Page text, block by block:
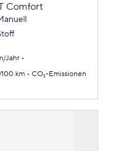
Comfort
Jahr
km
CO₂-Emissionen